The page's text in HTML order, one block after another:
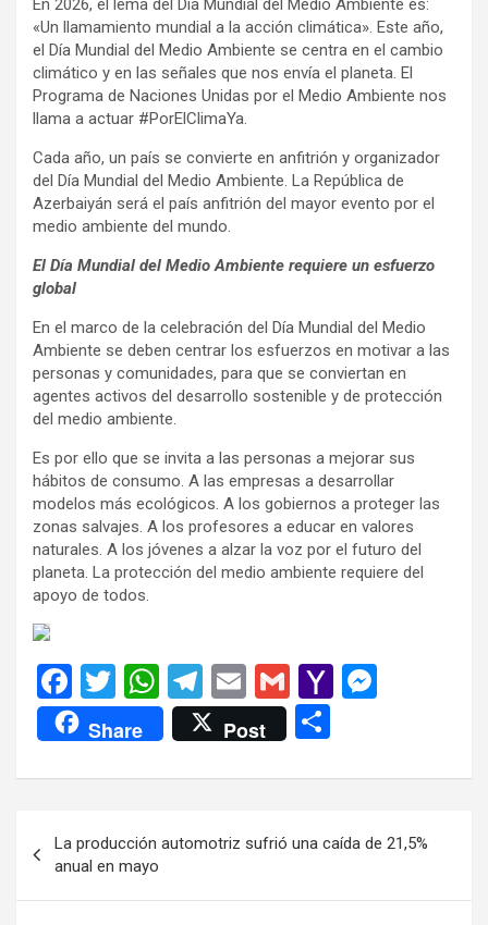
En 2026, el lema del Día Mundial del Medio Ambiente es:
«Un llamamiento mundial a la acción climática». Este año,
el Día Mundial del Medio Ambiente se centra en el cambio
climático y en las señales que nos envía el planeta. El
Programa de Naciones Unidas por el Medio Ambiente nos
llama a actuar #PorElClimaYa.
Cada año, un país se convierte en anfitrión y organizador
del Día Mundial del Medio Ambiente. La República de
Azerbaiyán será el país anfitrión del mayor evento por el
medio ambiente del mundo.
El Día Mundial del Medio Ambiente requiere un esfuerzo
global
En el marco de la celebración del Día Mundial del Medio
Ambiente se deben centrar los esfuerzos en motivar a las
personas y comunidades, para que se conviertan en
agentes activos del desarrollo sostenible y de protección
del medio ambiente.
Es por ello que se invita a las personas a mejorar sus
hábitos de consumo. A las empresas a desarrollar
modelos más ecológicos. A los gobiernos a proteger las
zonas salvajes. A los profesores a educar en valores
naturales. A los jóvenes a alzar la voz por el futuro del
planeta. La protección del medio ambiente requiere del
apoyo de todos.
F
a
ce
b
o
k
T
wi
tt
er
W
h
at
s
p
p
T
el
e
gr
m
E
m
ail
G
m
ail
Y
o
M
ail
n
er
Share Post
m
p
ar
tir
de
entradas
La producción automotriz sufrió una caída de 21,5%
anual en mayo